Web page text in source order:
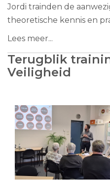
Jordi trainden de
theoretische kennis en
Lees meer...
Terugblik
Veiligheid